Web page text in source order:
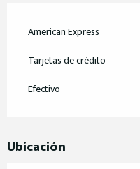
American Express
Tarjetas de crédito
Efectivo
Ubicación